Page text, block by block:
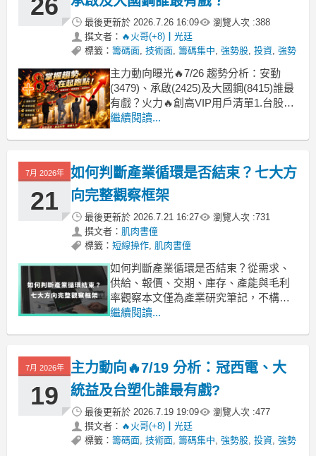
26
最後更新於 2026.7.26 16:09 瀏覽人次 :388
撰文者： 🔥火哥(+8)┃光廷
標籤： 籌碼面, 技術面, 籌碼集中, 強勢股, 投資, 強勢
主力動向曝光🔥7/26 趨勢分析：安勤
(3479)、承啟(2425)及大國鋼(8415)誰最
有戲？火力🔥創高VIP用戶清單1.台股本
週創高240日以上趨勢正向個股計5檔(較
拉回頸線支撐，並反彈下降契線承壓，
於7/24(
繼續閱讀...
7月 2026年
21
如何判斷產業循環是否結束？七大方
向完整觀察框架
最後更新於 2026.7.21 16:27 瀏覽人次 :731
撰文者： 肌肉書僮
標籤： 短線操作, 肌肉書僮
如何判斷產業循環是否結束？從需求、
供給、報價、交期、庫存、產能與毛利
率觀察本文僅為產業研究筆記，不構成
投資建議、個股推薦或進出場依據。實
在營收最高時結束判斷循環是否結束，
不能只看題材熱度或營收創高。核心只
有一句話：需求增速，是否還能
繼續閱讀...
7月 2026年
19
主力動向🔥7/19 分析：冠西電、大
統益及台塑化誰最有戲?
最後更新於 2026.7.19 19:09 瀏覽人次 :477
撰文者： 🔥火哥(+8)┃光廷
標籤： 籌碼面, 技術面, 籌碼集中, 強勢股, 投資, 強勢